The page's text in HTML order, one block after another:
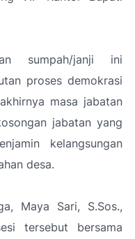
sumpah/janji ini
proses demokrasi
masa jabatan
jabatan yang
kelangsungan
desa.
Maya Sari, S.Sos.,
tersebut bersama